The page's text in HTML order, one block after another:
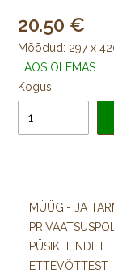
teksti silmale
trükistele
seda laialdaselt
visiitkaartide,
valmistamisel.
Suurepärane
Sobib ka
FSC®-
20.50
Mõõdud: 297 x
LAOS OLEMAS
Kogus:
MÜÜGI- JA
PÜSIKLIENDILE
ETTEVÕTTEST